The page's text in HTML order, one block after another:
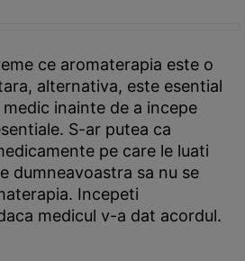
ce aromaterapia este o
alternativa, este esential
inainte de a incepe
S-ar putea ca
pe care le luati
dumneavoastra sa nu se
Incepeti
medicul v-a dat acordul.